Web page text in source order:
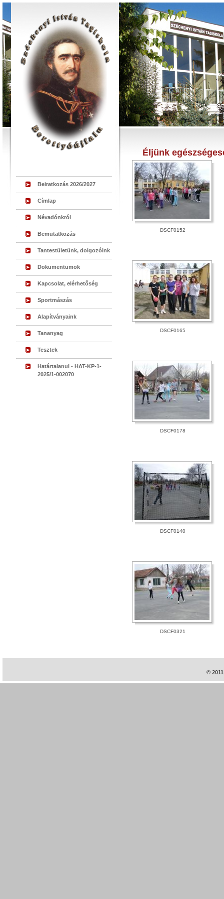
Beiratkozás 2026/2027
Címlap
Névadónkról
Bemutatkozás
Tantestületünk, dolgozóink
Dokumentumok
Kapcsolat, elérhetőség
Sportmászás
Alapítványaink
Tananyag
Tesztek
Határtalanul - HAT-KP-1-
2025/1-002070
Éljünk
DSCF0152
DSCF0165
DSCF0178
DSCF0140
DSCF0321
©